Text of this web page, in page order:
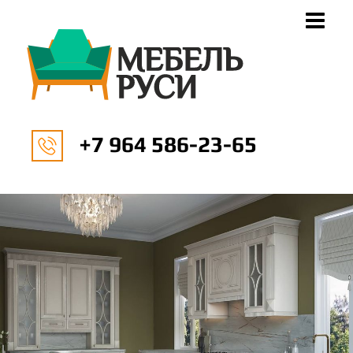
+7 964 586-23-65